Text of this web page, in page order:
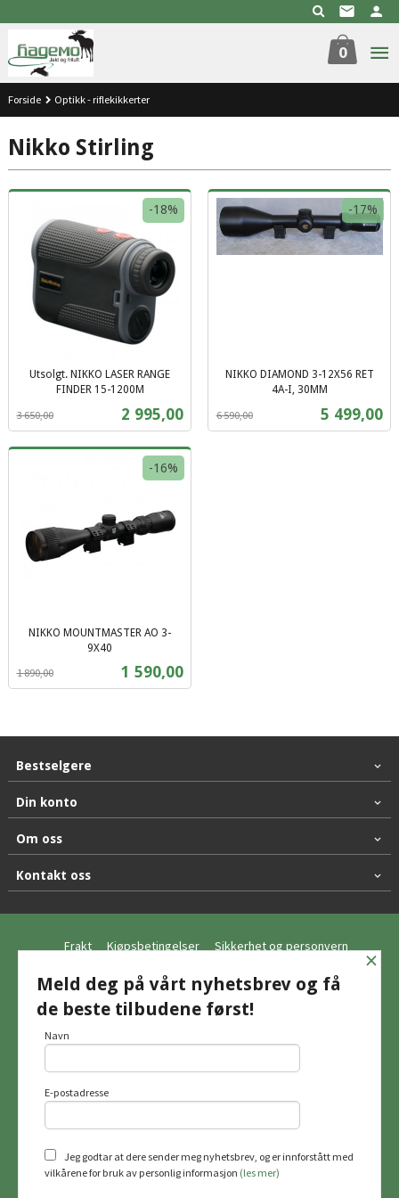
til
innholdet
0
Forside Optikk - riflekikkerter
Nikko Stirling
Utsolgt. NIKKO LASER RANGE
FINDER 15-1200M
Tilbud
2 995,00
3 650,00
-18%
mva.
NIKKO DIAMOND 3-12X56 RET
4A-I, 30MM
Tilbud
5 499,00
6 590,00
-17%
mva.
NIKKO MOUNTMASTER AO 3-
9X40
Tilbud
1 590,00
1 890,00
-16%
mva.
Bestselgere
Din konto
Om oss
Kontakt oss
Frakt Kjøpsbetingelser Sikkerhet og personvern
Nyhetsbrev
© Hagemo Jakt og Friluft AS
Vår nettbutikk bruker cookies slik at du
hovedsaklig til å lagre
innloggingsdetaljer og huske hva du
×
Meld deg på vårt nyhetsbrev og få
de beste tilbudene først!
Navn
E-postadresse
Jeg godtar at dere sender meg nyhetsbrev, og er innforstått med
vilkårene for bruk av personlig informasjon (les mer)